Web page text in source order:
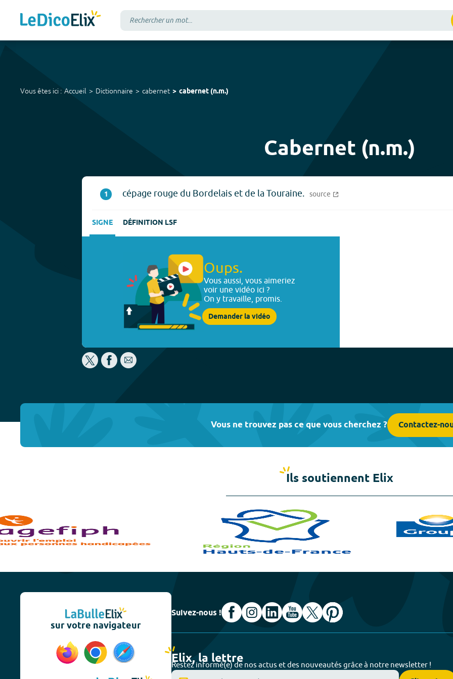
Vous êtes ici : Accueil Dictionnaire cabernet cabernet (n.m.)
Cabernet (n.m.)
1 cépage rouge du Bordelais et de la Touraine. source
SIGNE DÉFINITION LSF
Oups.
Vous aussi, vous aimeriez
voir une vidéo ici ?
On y travaille, promis.
Demander la vidéo
Vous ne trouvez pas ce que vous cherchez ? Contactez-
Ils soutiennent Elix
sur votre navigateur
Suivez-nous !
Elix, la lettre
Restez informé(e) de nos actus et des nouveautés grâce à notre newsletter !